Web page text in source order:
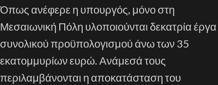
Όπως ανέφερε η υπουργός, μόνο στη
Μεσαιωνική Πόλη υλοποιούνται δεκατρία έργα
συνολικού προϋπολογισμού άνω των 35
εκατομμυρίων ευρώ. Ανάμεσά τους
περιλαμβάνονται η αποκατάσταση του